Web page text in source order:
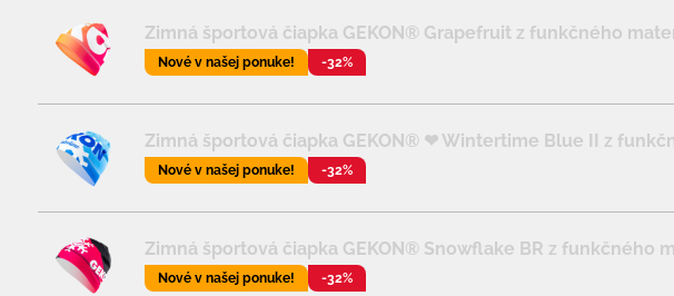
Zimná športová čiapka GEKON® Grapefruit z funkčného
Nové v našej ponuke! -32%
Zimná športová čiapka GEKON® ❤ Wintertime Blue II z
Nové v našej ponuke! -32%
Zimná športová čiapka GEKON® Snowflake BR z funkčného
Nové v našej ponuke! -32%